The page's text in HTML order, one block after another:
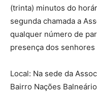
(trinta) minutos do
segunda chamada a
qualquer número de
presença dos
Local: Na sede da
Bairro Nações